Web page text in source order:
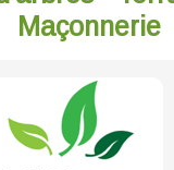
Maçonnerie